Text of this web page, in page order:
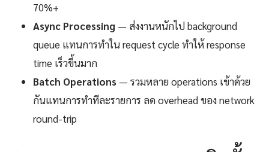
70%+
Async Processing — ส่งงานหนักไป background
queue แทนการทำใน request cycle ทำให้ response
time เร็วขึ้นมาก
Batch Operations — รวมหลาย operations เข้าด้วย
กันแทนการทำทีละรายการ ลด overhead ของ network
round-trip